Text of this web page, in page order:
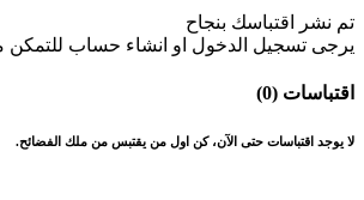
تم نشر اقتباسك بنجاح
يرجى تسجيل الدخول او انشاء حساب للتمكن
اقتباسات (0)
لا يوجد اقتباسات حتى الآن، كن اول من يقتبس من ملك الفضائح.